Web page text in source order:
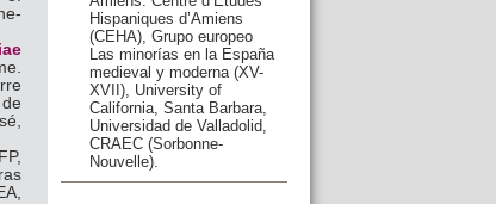
Hispaniques d’Amiens
(CEHA), Grupo europeo
Las minorías en la España
medieval y moderna (XV-
XVII), University of
California, Santa Barbara,
Universidad de Valladolid,
CRAEC (Sorbonne-
Nouvelle).